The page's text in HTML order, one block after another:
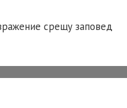
срещу заповед